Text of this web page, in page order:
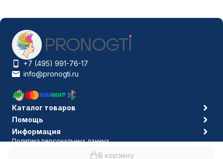
В корзину
+7 (495) 991-76-17
info@pronogti.ru
Каталог товаров
Помощь
Информация
Политика персональных данных